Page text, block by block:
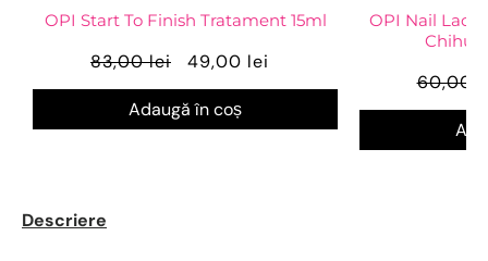
OPI Start To Finish Tratament 15ml
83,00 lei 49,00 lei
Adaugă în coș
OPI Nail
60,00
Descriere